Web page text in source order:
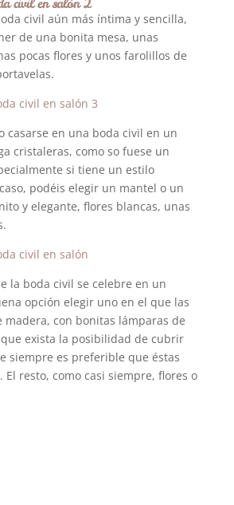
civil aún más íntima y sencilla,
de una bonita mesa, unas
pocas flores y unos farolillos de
casarse en una boda civil en un
cristaleras, como so fuese un
si tiene un estilo
podéis elegir un mantel o un
y elegante, flores blancas, unas
la boda civil se celebre en un
opción elegir uno en el que las
madera, con bonitas lámparas de
exista la posibilidad de cubrir
siempre es preferible que éstas
El resto, como casi siempre, flores o